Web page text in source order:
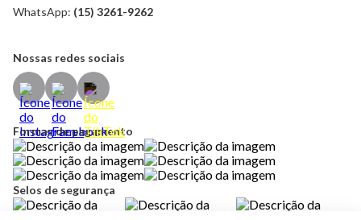
Política de Frete Grátis
WhatsApp: (15) 3261-9262
Nossas redes sociais
Formas de pagamento
Selos de segurança